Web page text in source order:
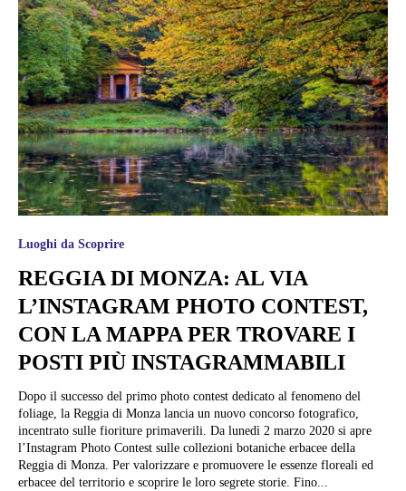
Luoghi da Scoprire
REGGIA DI MONZA: AL VIA
L’INSTAGRAM PHOTO CONTEST,
CON LA MAPPA PER TROVARE I
POSTI PIÙ INSTAGRAMMABILI
Dopo il successo del primo photo contest dedicato al fenomeno del
foliage, la Reggia di Monza lancia un nuovo concorso fotografico,
incentrato sulle fioriture primaverili. Da lunedì 2 marzo 2020 si apre
l’Instagram Photo Contest sulle collezioni botaniche erbacee della
Reggia di Monza. Per valorizzare e promuovere le essenze floreali ed
erbacee del territorio e scoprire le loro segrete storie. Fino...